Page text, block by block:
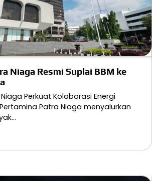
Niaga Resmi Suplai BBM ke
Perkuat Kolaborasi Energi
Patra Niaga menyalurkan